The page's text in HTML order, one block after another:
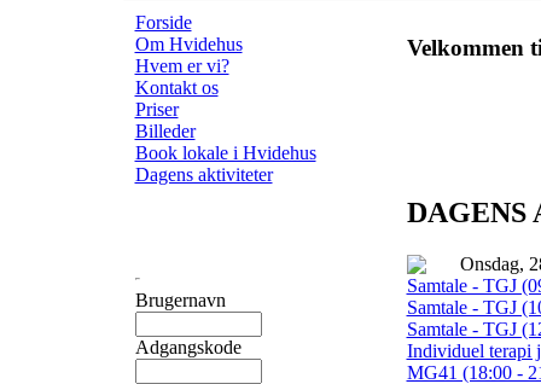
Forside
Om Hvidehus
Hvem er vi?
Kontakt os
Priser
Billeder
Book lokale i Hvidehus
Dagens aktiviteter
Brugernavn
Adgangskode
Velkommen
Onsdag,
Samtale - TGJ
Samtale - TGJ
Samtale - TGJ
Individuel terapi
MG41 (18:00 -